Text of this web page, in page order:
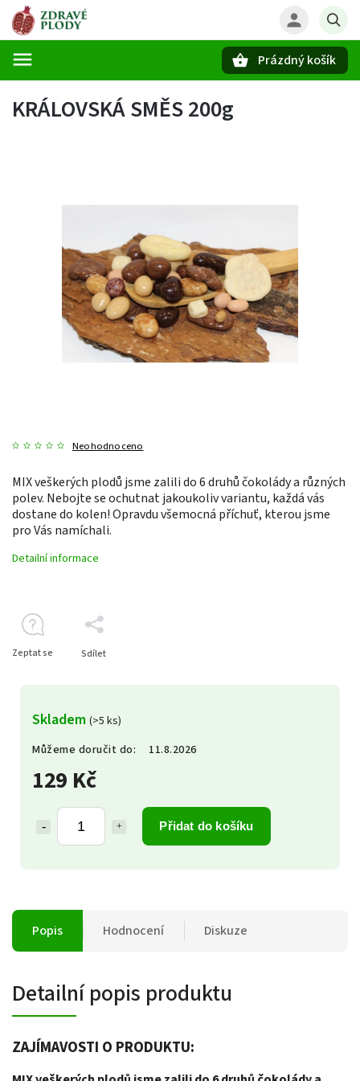
Prázdný košík
KRÁLOVSKÁ SMĚS 200g
Neohodnoceno
129 Kč
Přidat do košíku
Skladem (>5 ks)
Můžeme doručit do:
11.8.2026
MIX veškerých plodů jsme zalili do 6 druhů čokolády a různých
polev. Nebojte se ochutnat jakoukoliv variantu, každá vás
dostane do kolen! Opravdu všemocná příchuť, kterou jsme
pro Vás namíchali.
Detailní informace
Zeptat se Sdílet
Popis Hodnocení Diskuze
Detailní popis produktu
ZAJÍMAVOSTI O PRODUKTU: